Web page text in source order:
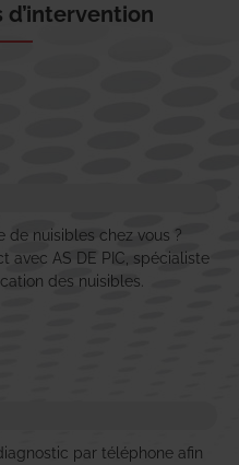
de nuisibles chez vous ?
avec AS DE PIC, spécialiste
des nuisibles.
par téléphone afin